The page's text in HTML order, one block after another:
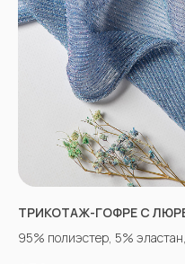
ТРИКОТАЖ-ГОФРЕ С
95% полиэстер, 5%